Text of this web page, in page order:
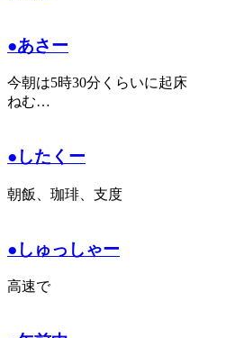
●あさー
今朝は5時30分くらいに起床
ねむ…
●したくー
朝飯、珈琲、支度
●しゅっしゃー
高速で